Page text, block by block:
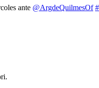
ante @ArgdeQuilmesOf